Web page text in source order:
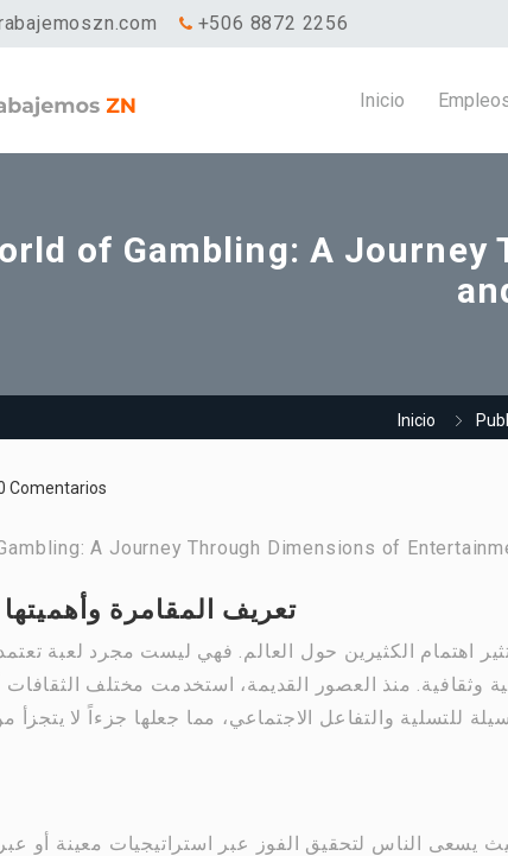
+506 8872 2256
Inicio
of Gambling: A
Inicio
Comentarios
A Journey Through Dimensions of
تعريف المقامرة
اهتمام الكثيرين حول العالم. فهي ليست مجرد لعبة
وثقافية. منذ العصور القديمة، استخدمت مختلف الثقافات
يسعى الناس لتحقيق الفوز عبر استراتيجيات معينة أو